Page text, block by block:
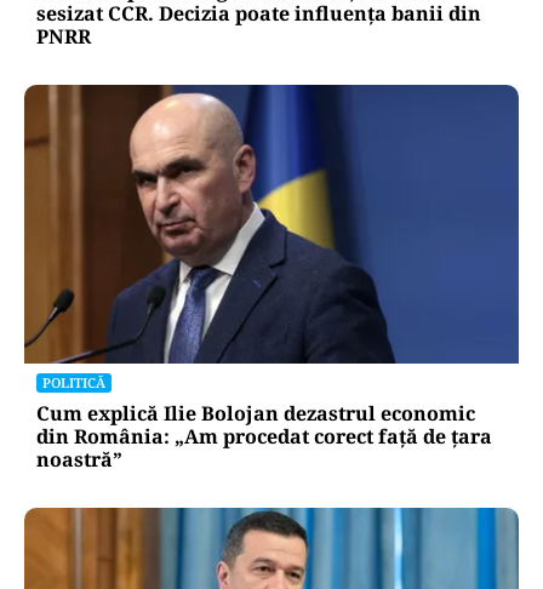
sesizat CCR. Decizia poate influența banii din
PNRR
POLITICĂ
Cum explică Ilie Bolojan dezastrul economic
din România: „Am procedat corect față de țara
noastră”